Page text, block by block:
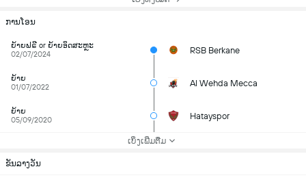
ການໂອນ
ຍ້າຍຟຣີ or ຍ້າຍອິດສະຫຼະ
02/07/2024
RSB Berkane
ຍ້າຍ
01/07/2022
Al Wehda Mecca
ຍ້າຍ
05/09/2020
Hatayspor
ເບິ່ງເພີ່ມຕື່ມ
ຂັນລາງວັນ